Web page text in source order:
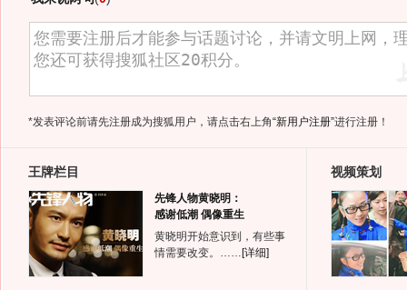
*发表评论前请先注册成为搜狐用户，请点击右上角“新用户注册”进行注册！
王牌栏目
先锋人物黄晓明：
感谢低潮 偶像重生
黄晓明开始意识到，有些事
情需要改变。…… [详细]
视频策划